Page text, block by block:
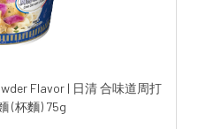
Flavor | 日清 合味道周打
(杯麵) 75g